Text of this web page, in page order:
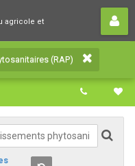
agricole et
(RAP)
agricole et
(RAP)